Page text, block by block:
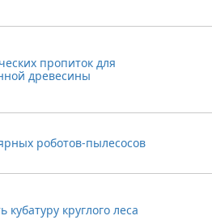
пропиток для
древесины
роботов-пылесосов
кубатуру круглого леса